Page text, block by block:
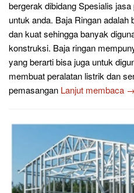
bergerak dibidang Spesialis
untuk anda. Baja Ringan
dan kuat sehingga banyak
konstruksi. Baja ringan
yang berarti bisa juga untuk
membuat peralatan listrik dan
pemasangan Lanjut membaca →